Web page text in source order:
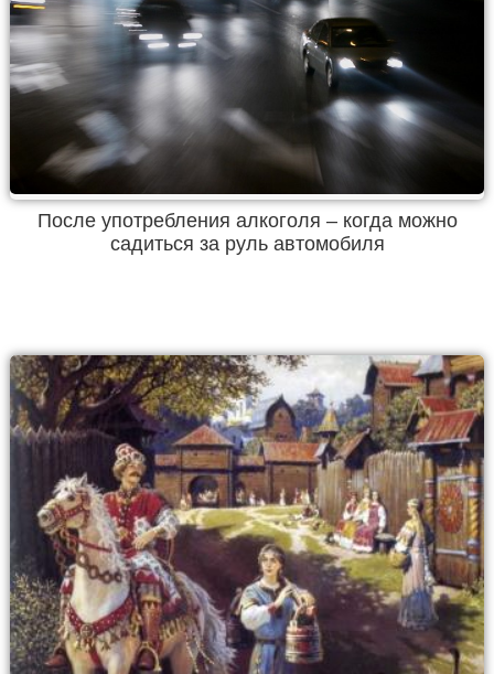
После употребления алкоголя – когда можно
садиться за руль автомобиля